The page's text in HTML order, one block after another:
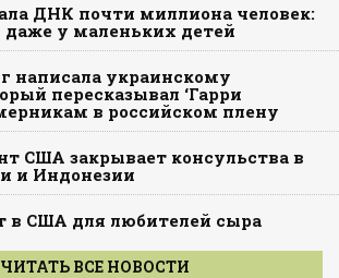
ДНК почти миллиона человек:
даже у маленьких детей
написала украинскому
пересказывал ‘Гарри
в российском плену
США закрывает консульства в
и Индонезии
в США для любителей сыра
ЧИТАТЬ ВСЕ НОВОСТИ